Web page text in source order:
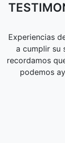
Experiencias
a cumplir su
recordamos
podemos